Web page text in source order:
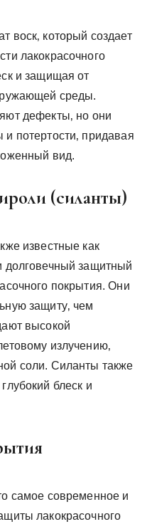
воск‚ который создает
лакокрасочного
и защищая от
среды.
дефекты‚ но они
потертости‚ придавая
вид.
(силанты)
известные как
долговечный защитный
покрытия. Они
защиту‚ чем
высокой
излучению‚
соли. Силанты также
блеск и
самое современное и
лакокрасочного